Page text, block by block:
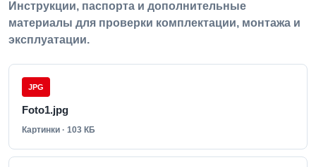
Инструкции, паспорта и дополнительные
материалы для проверки комплектации, монтажа и
эксплуатации.
JPG
Foto1.jpg
Картинки · 103 КБ